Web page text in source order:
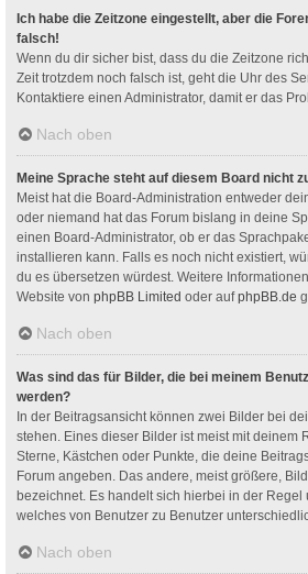
Ich habe die Zeitzone eingestellt, aber die
falsch!
Wenn du dir sicher bist, dass du die Zeitzone
Zeit trotzdem noch falsch ist, geht die Uhr des
Kontaktiere einen Administrator, damit er das
Nach oben
Meine Sprache steht auf diesem Board nicht
Meist hat die Board-Administration entweder
oder niemand hat das Forum bislang in deine
einen Board-Administrator, ob er das
installieren kann. Falls es noch nicht existiert,
du es übersetzen würdest. Weitere
Website von phpBB Limited oder aufphpBB.de
Nach oben
Was sind das für Bilder, die bei meinem
werden?
In der Beitragsansicht können zwei Bilder bei
stehen. Eines dieser Bilder ist meist mit deinem
Sterne, Kästchen oder Punkte, die deine
Forum angeben. Das andere, meist größere,
bezeichnet. Es handelt sich hierbei in der Regel
welches von Benutzer zu Benutzer
Nach oben